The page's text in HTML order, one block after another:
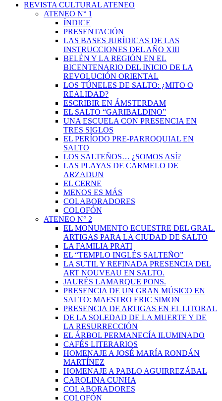
REVISTA CULTURAL ATENEO
ATENEO N° 1
ÍNDICE
PRESENTACIÓN
LAS BASES JURÍDICAS DE LAS
INSTRUCCIONES DEL AÑO XIII
BELÉN Y LA REGIÓN EN EL
BICENTENARIO DEL INICIO DE LA
REVOLUCIÓN ORIENTAL
LOS TÚNELES DE SALTO: ¿MITO O
REALIDAD?
ESCRIBIR EN ÁMSTERDAM
EL SALTO “GARIBALDINO”
UNA ESCUELA CON PRESENCIA EN
TRES SIGLOS
EL PERÍODO PRE-PARROQUIAL EN
SALTO
LOS SALTEÑOS… ¿SOMOS ASÍ?
LAS PLAYAS DE CARMELO DE
ARZADUN
EL CERNE
MENOS ES MÁS
COLABORADORES
COLOFÓN
ATENEO N° 2
EL MONUMENTO ECUESTRE DEL GRAL.
ARTIGAS PARA LA CIUDAD DE SALTO
LA FAMILIA PRATI
EL “TEMPLO INGLÉS SALTEÑO”
LA SUTIL Y REFINADA PRESENCIA DEL
ART NOUVEAU EN SALTO.
JAURÉS LAMARQUE PONS.
PRESENCIA DE UN GRAN MÚSICO EN
SALTO: MAESTRO ERIC SIMON
PRESENCIA DE ARTIGAS EN EL LITORAL
DE LA SOLEDAD DE LA MUERTE Y DE
LA RESURRECCIÓN
EL ÁRBOL PERMANECÍA ILUMINADO
CAFÉS LITERARIOS
HOMENAJE A JOSÉ MARÍA RONDÁN
MARTÍNEZ
HOMENAJE A PABLO AGUIRREZÁBAL
CAROLINA CUNHA
COLABORADORES
COLOFÓN